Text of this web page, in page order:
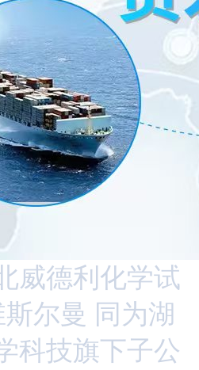
威德利化学试
尔曼 同为湖
科技旗下子公